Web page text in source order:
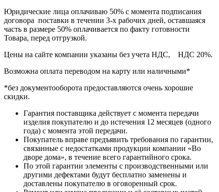
Юридические лица оплачиваю 50% с момента подписания
договора поставки в течении 3-х рабочих дней, оставшаяся
часть в размере 50% оплачивается по факту готовности
Товара, перед отгрузкой.
Цены на сайте компании указаны без учета НДС, НДС 20%.
Возможна оплата переводом на карту или наличными*
*без документооборота предоставляются очень хорошие
скидки.
Гарантия поставщика действует с момента передачи
изделия покупателю и до истечения 12 месяцев (одного
года) с момента этой передачи.
Покупатель вправе предъявить требования по гарантии,
связанные с недостатками продукции компании «Во
дворе дома», в течение всего гарантийного срока.
По этой гарантии элементы с производственными или
другими дефектами будут бесплатно заменены и
доставлены покупателю в оговоренный срок.